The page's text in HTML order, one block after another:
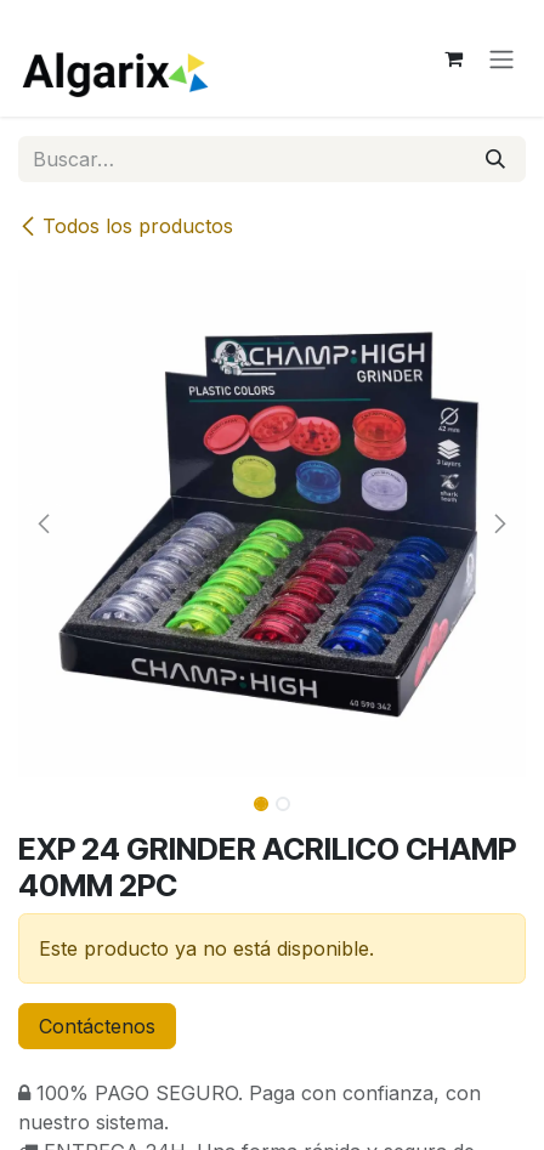
Todos los productos
EXP 24 GRINDER ACRILICO CHAMP
40MM 2PC
Este producto ya no está disponible.
Contáctenos
100% PAGO SEGURO. Paga con confianza, con
nuestro sistema.